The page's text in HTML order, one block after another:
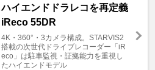
ハイエンドドラレコを再定義
iReco 55DR
4K・360°・3カメラ構成。STARVIS2
搭載の次世代ドライブレコーダー「iR
eco」は駐車監視・証拠能力を重視し
たハイエンドモデル